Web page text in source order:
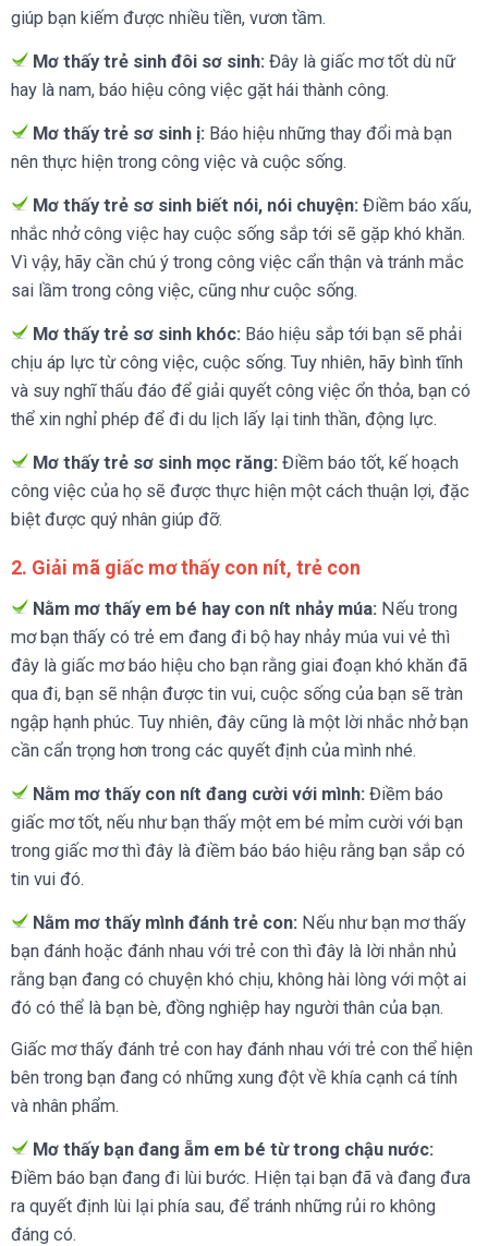
giúp bạn kiếm được nhiều tiền, vươn tầm.
Mơ thấy trẻ sinh đôi sơ sinh: Đây là giấc mơ tốt dù nữ
hay là nam, báo hiệu công việc gặt hái thành công.
Mơ thấy trẻ sơ sinh ị: Báo hiệu những thay đổi mà bạn
nên thực hiện trong công việc và cuộc sống.
Mơ thấy trẻ sơ sinh biết nói, nói chuyện: Điềm báo xấu,
nhắc nhở công việc hay cuộc sống sắp tới sẽ gặp khó khăn.
Vì vậy, hãy cần chú ý trong công việc cẩn thận và tránh mắc
sai lầm trong công việc, cũng như cuộc sống.
Mơ thấy trẻ sơ sinh khóc: Báo hiệu sắp tới bạn sẽ phải
chịu áp lực từ công việc, cuộc sống. Tuy nhiên, hãy bình tĩnh
và suy nghĩ thấu đáo để giải quyết công việc ổn thỏa, bạn có
thể xin nghỉ phép để đi du lịch lấy lại tinh thần, động lực.
Mơ thấy trẻ sơ sinh mọc răng: Điềm báo tốt, kế hoạch
công việc của họ sẽ được thực hiện một cách thuận lợi, đặc
biệt được quý nhân giúp đỡ.
2. Giải mã giấc mơ thấy con nít, trẻ con
Nằm mơ thấy em bé hay con nít nhảy múa: Nếu trong
mơ bạn thấy có trẻ em đang đi bộ hay nhảy múa vui vẻ thì
đây là giấc mơ báo hiệu cho bạn rằng giai đoạn khó khăn đã
qua đi, bạn sẽ nhận được tin vui, cuộc sống của bạn sẽ tràn
ngập hạnh phúc. Tuy nhiên, đây cũng là một lời nhắc nhở bạn
cần cẩn trọng hơn trong các quyết định của mình nhé.
Nằm mơ thấy con nít đang cười với mình: Điềm báo
giấc mơ tốt, nếu như bạn thấy một em bé mỉm cười với bạn
trong giấc mơ thì đây là điềm báo báo hiệu rằng bạn sắp có
tin vui đó.
Nằm mơ thấy mình đánh trẻ con: Nếu như bạn mơ thấy
bạn đánh hoặc đánh nhau với trẻ con thì đây là lời nhắn nhủ
rằng bạn đang có chuyện khó chịu, không hài lòng với một ai
đó có thể là bạn bè, đồng nghiệp hay người thân của bạn.
Giấc mơ thấy đánh trẻ con hay đánh nhau với trẻ con thể hiện
bên trong bạn đang có những xung đột về khía cạnh cá tính
và nhân phẩm.
Mơ thấy bạn đang ẵm em bé từ trong chậu nước:
Điềm báo bạn đang đi lùi bước. Hiện tại bạn đã và đang đưa
ra quyết định lùi lại phía sau, để tránh những rủi ro không
đáng có.